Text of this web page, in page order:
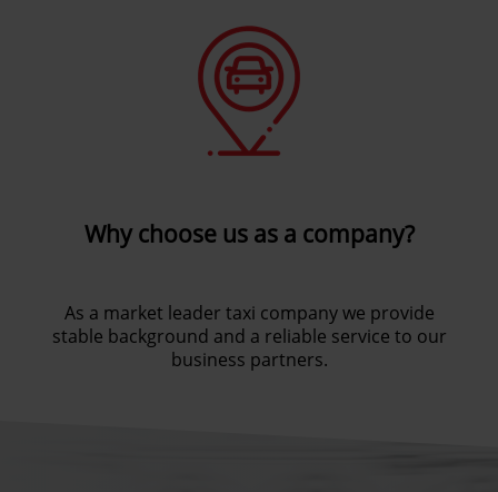
Why choose us as a company?
As a market leader taxi company we provide
stable background and a reliable service to our
business partners.